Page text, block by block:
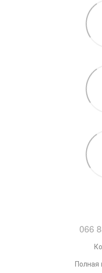
066
Полная